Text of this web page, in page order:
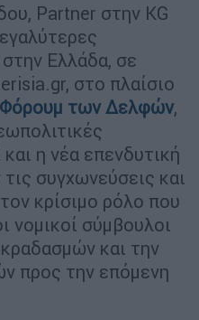
Partner στην KG
στην Ελλάδα, σε
στο πλαίσιο
Φόρουμ των Δελφών,
η νέα επενδυτική
συγχωνεύσεις και
κρίσιμο ρόλο που
νομικοί σύμβουλοι
και την
προς την επόμενη